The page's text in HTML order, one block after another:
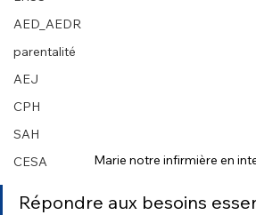
AED_AEDR
parentalité
AEJ
CPH
SAH
CESA
Marie notre infirmière en
Répondre aux besoins